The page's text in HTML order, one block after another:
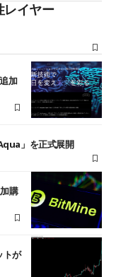
レイヤー
加
」を正式展開
購
トが